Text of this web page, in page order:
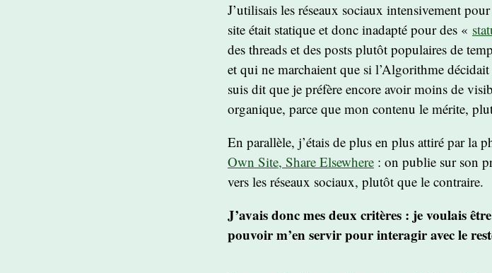
J’utilisais les réseaux sociaux intensivement
site était statique et donc inadapté pour des «
des threads et des posts plutôt populaires de
et qui ne marchaient que si l’Algorithme
suis dit que je préfère encore avoir moins de
organique, parce que mon contenu le mérite,
En parallèle, j’étais de plus en plus attiré par la
Own Site, Share Elsewhere : on publie sur son
vers les réseaux sociaux, plutôt que le contraire.
J’avais donc mes deux critères : je voulais
pouvoir m’en servir pour interagir avec le